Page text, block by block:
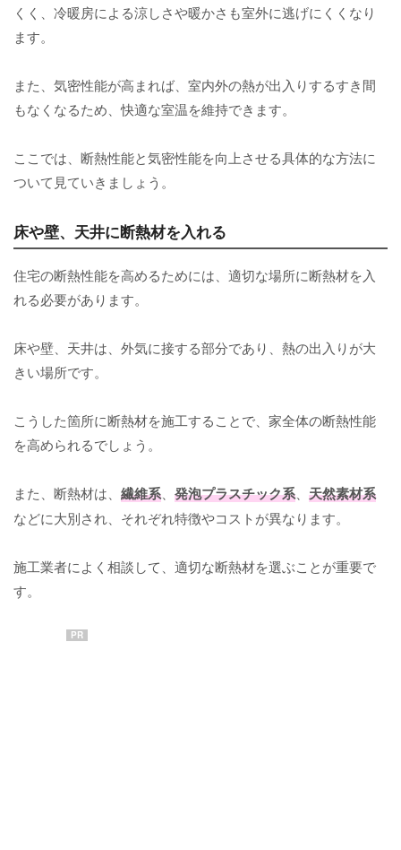
くく、冷暖房による涼しさや暖かさも室外に逃げにくくなり
ます。
また、気密性能が高まれば、室内外の熱が出入りするすき間
もなくなるため、快適な室温を維持できます。
ここでは、断熱性能と気密性能を向上させる具体的な方法に
ついて見ていきましょう。
床や壁、天井に断熱材を入れる
住宅の断熱性能を高めるためには、適切な場所に断熱材を入
れる必要があります。
床や壁、天井は、外気に接する部分であり、熱の出入りが大
きい場所です。
こうした箇所に断熱材を施工することで、家全体の断熱性能
を高められるでしょう。
また、断熱材は、 繊維系、 発泡プラスチック系、 天然素材系
などに大別され、それぞれ特徴やコストが異なります。
施工業者によく相談して、適切な断熱材を選ぶことが重要で
す。
PR